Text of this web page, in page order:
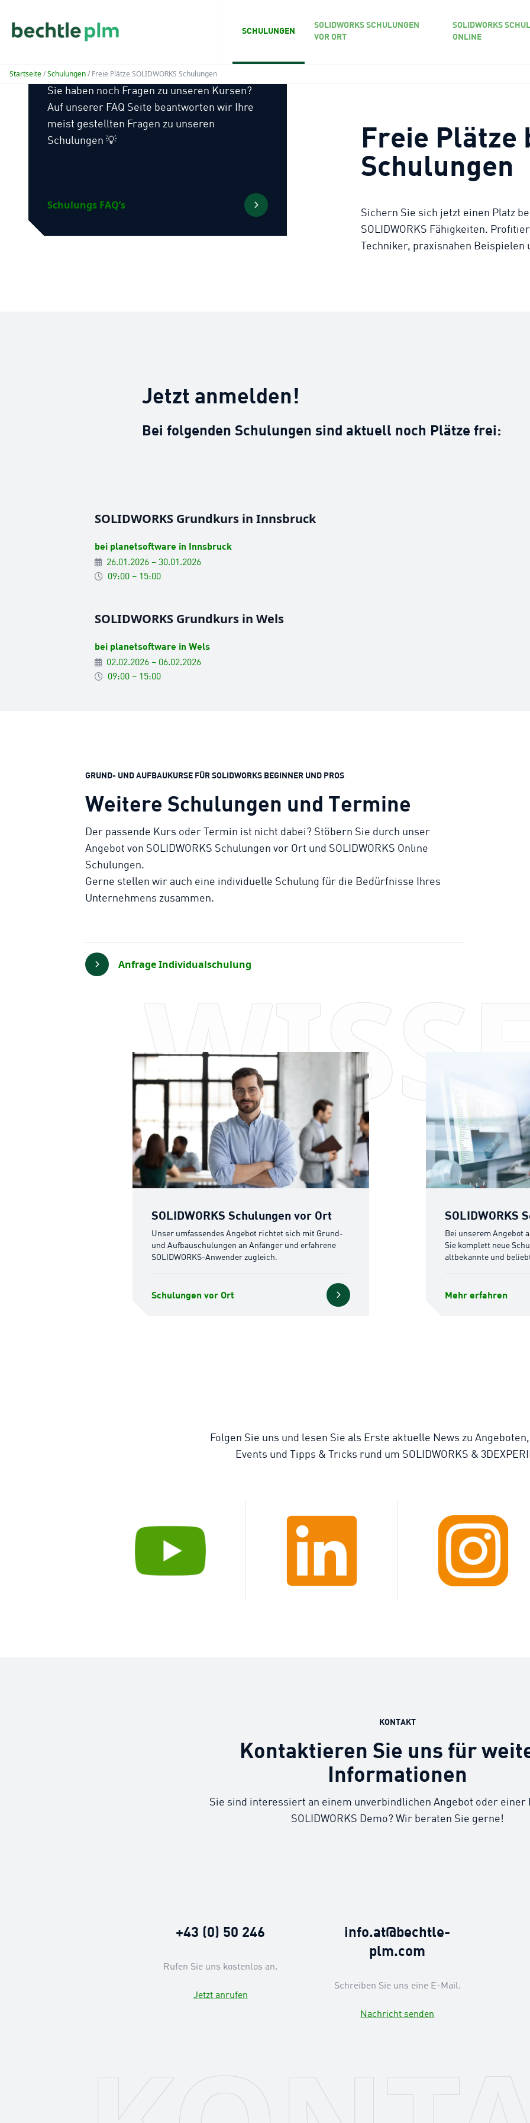
SCHULUNGEN
SOLIDWORKS SCHULUNGEN
VOR ORT
SOLIDWORKS
ONLINE
Startseite/Schulungen/ Freie Plätze SOLIDWORKS Schulungen
Sie haben noch Fragen zu unseren Kursen?
Auf unserer FAQ Seite beantworten wir Ihre
meist gestellten Fragen zu unseren
Schulungen 💡
Schulungs FAQ’s
Freie Plätze
Schulungen
Sichern Sie sich jetzt einen Platz
SOLIDWORKS Fähigkeiten.
Techniker, praxisnahen
Jetzt anmelden!
Bei folgenden Schulungen sind aktuell noch Plätze frei:
SOLIDWORKS Grundkurs in Innsbruck
bei planetsoftware in Innsbruck
26.01.2026 – 30.01.2026
09:00 – 15:00
SOLIDWORKS Grundkurs in Wels
bei planetsoftware in Wels
02.02.2026 – 06.02.2026
09:00 – 15:00
GRUND- UND AUFBAUKURSE FÜR SOLIDWORKS BEGINNER UND PROS
Weitere Schulungen und Termine
Der passende Kurs oder Termin ist nicht dabei? Stöbern Sie durch unser
Angebot von SOLIDWORKS Schulungen vor Ort und SOLIDWORKS Online
Schulungen.
Gerne stellen wir auch eine individuelle Schulung für die Bedürfnisse Ihres
Unternehmens zusammen.
Anfrage Individualschulung
SOLIDWORKS Schulungen vor Ort
Unser umfassendes Angebot richtet sich mit Grund-
und Aufbauschulungen an Anfänger und erfahrene
SOLIDWORKS-Anwender zugleich.
Schulungen vor Ort
SOLIDWORKS
Bei unserem Angebot
Sie komplett neue
altbekannte und
Mehr erfahren
Folgen Sie uns und lesen Sie als Erste aktuelle News zu
Events und Tipps & Tricks rund um SOLIDWORKS &
KONTAKT
Kontaktieren Sie uns für
Informationen
Sie sind interessiert an einem unverbindlichen Angebot oder einer
SOLIDWORKS Demo? Wir beraten Sie gerne!
+43 (0) 50 246
Rufen Sie uns kostenlos an.
Jetzt anrufen
info.at@bechtle-
plm.com
Schreiben Sie uns eine E-Mail.
Nachricht senden